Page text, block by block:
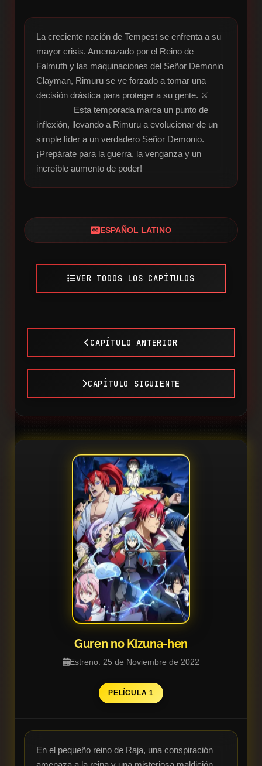
La creciente nación de Tempest se enfrenta a su
mayor crisis. Amenazado por el Reino de
Falmuth y las maquinaciones del Señor Demonio
Clayman, Rimuru se ve forzado a tomar una
decisión drástica para proteger a su gente. ⚔️
inflexión, llevando a Rimuru a evolucionar de un
simple líder a un verdadero Señor Demonio.
¡Prepárate para la guerra, la venganza y un
increíble aumento de poder!
ESPAÑOL LATINO
VER TODOS LOS CAPÍTULOS
CAPÍTULO ANTERIOR
CAPÍTULO SIGUIENTE
Guren no Kizuna-hen
Estreno: 25 de Noviembre de 2022
PELÍCULA 1
En el pequeño reino de Raja, una conspiración